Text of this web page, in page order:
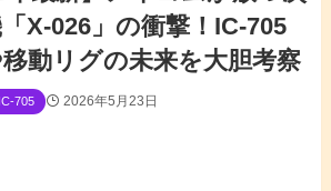
X-026」の衝撃！IC-705
動リグの未来を大胆考察
IC-705 2026年5月23日